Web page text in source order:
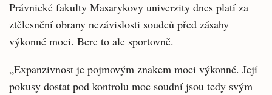
Právnické fakulty Masarykovy univerzity dnes platí za
ztělesnění obrany nezávislosti soudců před zásahy
výkonné moci. Bere to ale sportovně.
„Expanzivnost je pojmovým znakem moci výkonné. Její
pokusy dostat pod kontrolu moc soudní jsou tedy svým